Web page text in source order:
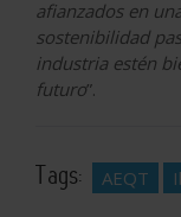
afianzados en
sostenibilidad
industria estén
futuro”.
Tags: AEQT